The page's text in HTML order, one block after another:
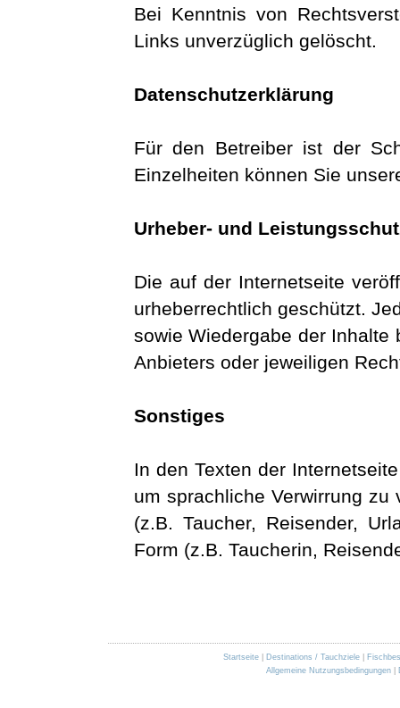
Bei Kenntnis von
Links unverzüglich gelöscht.
Datenschutzerklärung
Für den Betreiber ist der
Einzelheiten können Sie
Urheber- und
Die auf der Internetseite
urheberrechtlich geschützt.
sowie Wiedergabe der
Anbieters oder jeweiligen
Sonstiges
In den Texten der
um sprachliche Verwirrung
(z.B. Taucher, Reisender,
Form (z.B. Taucherin,
Startseite| Destinations / Tauchziele|
Allgemeine Nutzungsbedingungen|